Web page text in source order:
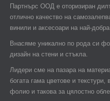
Партнърс ООД e оторизиран
отлично качество на
винили и аксесоари на най-добра
Внасяме уникално по рода си
дизайн на стени и стъкла.
Лидери сме на пазара на
богата гама цветове и
фолио и такова за цялостно